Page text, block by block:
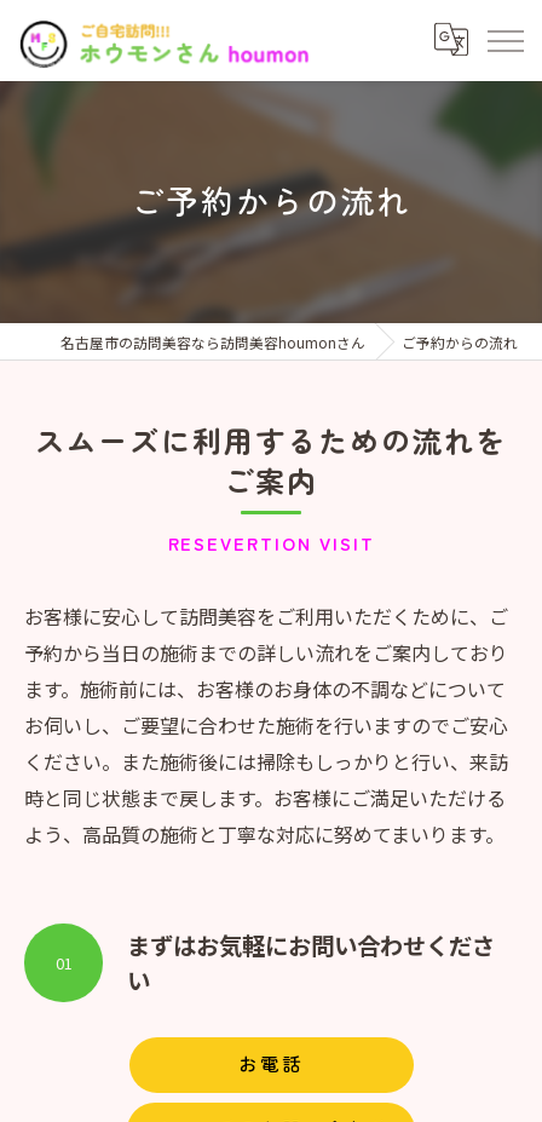
ご予約からの流れ
名古屋市の訪問美容なら訪問美容houmonさん ご予約からの流れ
スムーズに利用するための流れを
ご案内
RESEVERTION VISIT
お客様に安心して訪問美容をご利用いただくために、ご
予約から当日の施術までの詳しい流れをご案内しており
ます。施術前には、お客様のお身体の不調などについて
お伺いし、ご要望に合わせた施術を行いますのでご安心
ください。また施術後には掃除もしっかりと行い、来訪
時と同じ状態まで戻します。お客様にご満足いただける
よう、高品質の施術と丁寧な対応に努めてまいります。
まずはお気軽にお問い合わせくださ
い
01
お電話